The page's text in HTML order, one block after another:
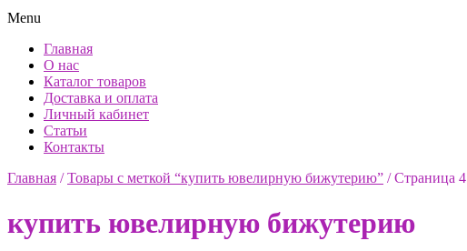
Menu
Главная
О нас
Каталог товаров
Доставка и оплата
Личный кабинет
Статьи
Контакты
Главная /Товары с меткой “купить ювелирную бижутерию” /Страница 4
купить ювелирную бижутерию